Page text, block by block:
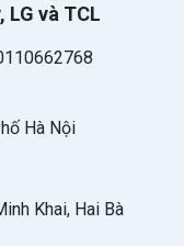
và TCL
Hà Nội
Khai, Hai Bà